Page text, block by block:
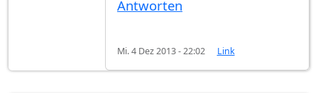
Antworten
Mi. 4 Dez 2013 - 22:02 Link